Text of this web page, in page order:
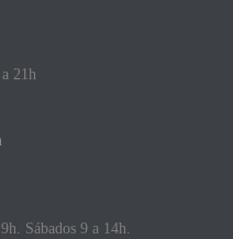
21h
Sábados 9 a 14h.